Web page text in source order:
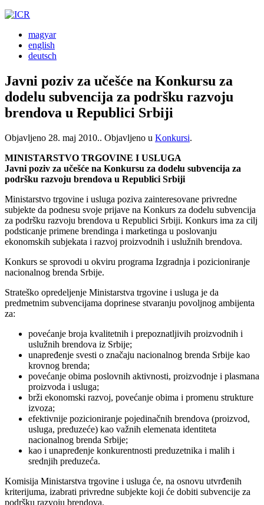
magyar
english
deutsch
Javni poziv za učešće na Konkursu za
dodelu subvencija za podršku razvoju
brendova u Republici Srbiji
Objavljeno 28. maj 2010.. Objavljeno u Konkursi.
MINISTARSTVO TRGOVINE I USLUGA
Javni poziv za učešće na Konkursu za dodelu subvencija za
podršku razvoju brendova u Republici Srbiji
Ministarstvo trgovine i usluga poziva zainteresovane privredne
subjekte da podnesu svoje prijave na Konkurs za dodelu subvencija
za podršku razvoju brendova u Republici Srbiji. Konkurs ima za cilj
podsticanje primene brendinga i marketinga u poslovanju
ekonomskih subjekata i razvoj proizvodnih i uslužnih brendova.
Konkurs se sprovodi u okviru programa Izgradnja i pozicioniranje
nacionalnog brenda Srbije.
Strateško opredeljenje Ministarstva trgovine i usluga je da
predmetnim subvencijama doprinese stvaranju povoljnog ambijenta
za:
povećanje broja kvalitetnih i prepoznatljivih proizvodnih i
uslužnih brendova iz Srbije;
unapređenje svesti o značaju nacionalnog brenda Srbije kao
krovnog brenda;
povećanje obima poslovnih aktivnosti, proizvodnje i plasmana
proizvoda i usluga;
brži ekonomski razvoj, povećanje obima i promenu strukture
izvoza;
efektivnije pozicioniranje pojedinačnih brendova (proizvod,
usluga, preduzeće) kao važnih elemenata identiteta
nacionalnog brenda Srbije;
kao i unapređenje konkurentnosti preduzetnika i malih i
srednjih preduzeća.
Komisija Ministarstva trgovine i usluga će, na osnovu utvrđenih
kriterijuma, izabrati privredne subjekte koji će dobiti subvencije za
podršku razvoju brendova.